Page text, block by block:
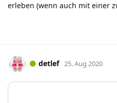
erleben (wenn auch mit einer
detlef 25. Aug 2020